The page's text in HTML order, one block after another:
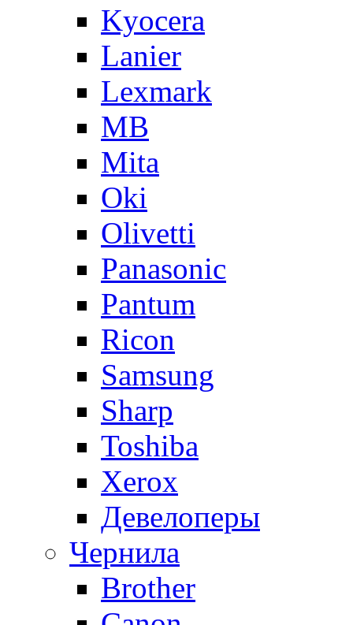
Kyocera
Lanier
Lexmark
MB
Mita
Oki
Olivetti
Panasonic
Pantum
Ricon
Samsung
Sharp
Toshiba
Xerox
Девелоперы
Чернила
Brother